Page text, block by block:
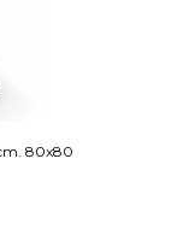
80x80